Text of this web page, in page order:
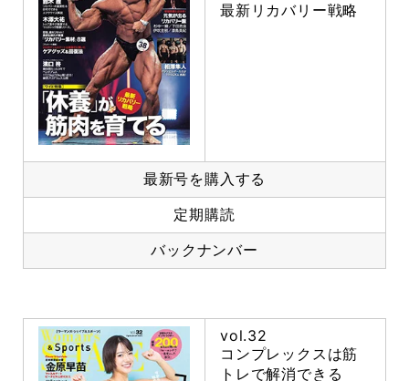
最新リカバリー戦略
最新号を購入する
定期購読
バックナンバー
vol.32
コンプレックスは筋
トレで解消できる